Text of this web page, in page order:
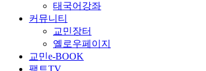
태국어강좌
커뮤니티
교민장터
옐로우페이지
교민e-BOOK